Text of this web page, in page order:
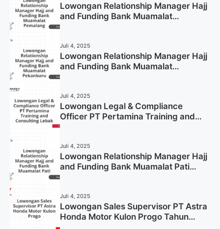
Lowongan Relationship Manager Hajj
and Funding Bank Muamalat
Juli 4, 2025
Lowongan Relationship Manager Hajj
and Funding Bank Muamalat
Juli 4, 2025
Lowongan Legal & Compliance
Officer PT Pertamina Training and
Juli 4, 2025
Lowongan Relationship Manager Hajj
and Funding Bank Muamalat Pati
Juli 4, 2025
Lowongan Sales Supervisor PT Astra
Honda Motor Kulon Progo Tahun